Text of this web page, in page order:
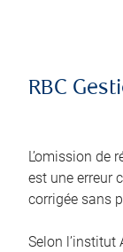
RBC
L’omission de
est une erreur
corrigée sans
Selon l’institut